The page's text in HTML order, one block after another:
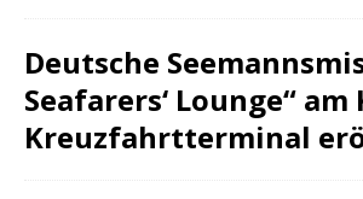
Deutsche
Seafarers‘ Lounge“
Kreuzfahrtterminal